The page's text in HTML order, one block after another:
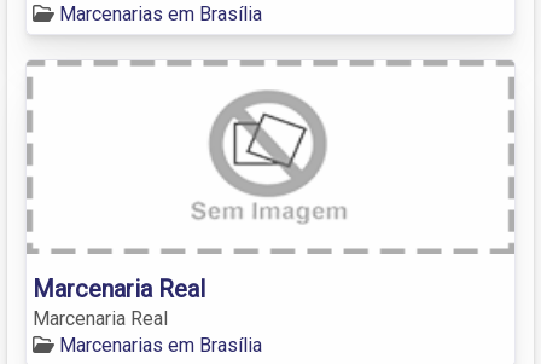
Marcenarias em Brasília
Marcenaria Real
Marcenaria Real
Marcenarias em Brasília